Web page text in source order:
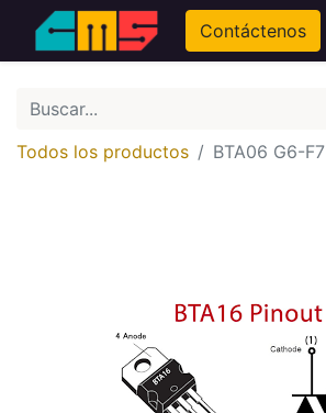
Contáctenos
Todos los productos BTA06 G6-F7